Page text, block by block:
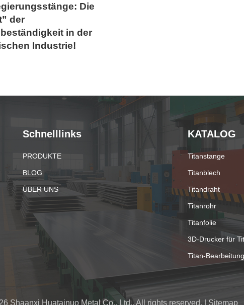
Die
der
in der
Industrie!
Schnelllinks
PRODUKTE
BLOG
ÜBER UNS
KATALOG
Titanstange
Titanblech
Titandraht
Titanrohr
Titanfolie
3D-Drucker für
Titan-
Shaanxi Huatainuo Metal Co., Ltd.. All rights reserved. | Sitemap